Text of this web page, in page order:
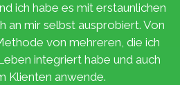
ich habe es mit erstaunlichen
an mir selbst ausprobiert. Von
von mehreren, die ich
integriert habe und auch
Klienten anwende.